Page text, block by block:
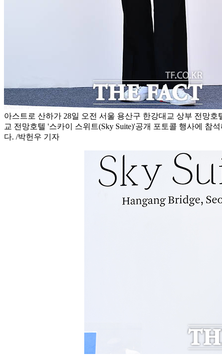
아스트로 산하가 28일 오전 서울 용산구 한강대교 상부 전망호
교 전망호텔 '스카이 스위트(Sky Suite)'공개 포토콜 행사에 참
다. /박헌우 기자